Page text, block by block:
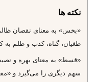
نکته ها
«بخس» به معناى نقصان
طغيان، گناه، كذب و ظلم به
«قسط» به معناى بهره و
سهم ديگرى را مى‌گيرد و